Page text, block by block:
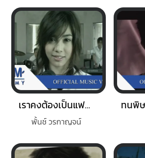
เราคงต้องเป็นแฟนกัน
พั้นช์ วรกาญจน์